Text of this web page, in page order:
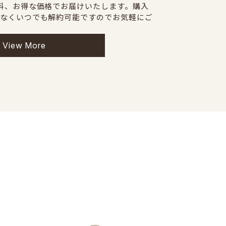
、お得な価格でお届けいたします。購入
くいつでも解約可能ですのでお気軽にご
View More